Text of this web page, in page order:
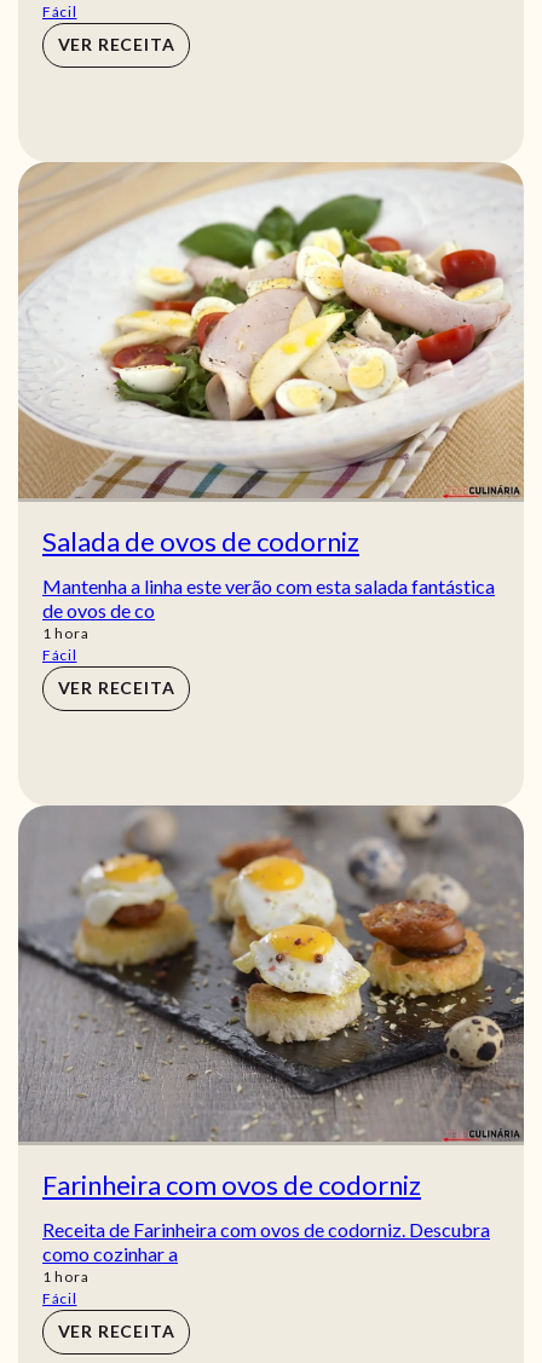
Fácil
VER RECEITA
Salada de ovos de codorniz
Mantenha a linha este verão com esta salada fantástica
de ovos de co
1 hora
hora
Fácil
VER RECEITA
Farinheira com ovos de codorniz
Receita de Farinheira com ovos de codorniz. Descubra
como cozinhar a
1 hora
hora
Fácil
VER RECEITA